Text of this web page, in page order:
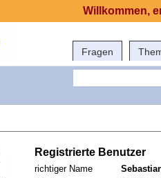
Fragen
Registrierte Benutzer
richtiger Name
Willkommen,